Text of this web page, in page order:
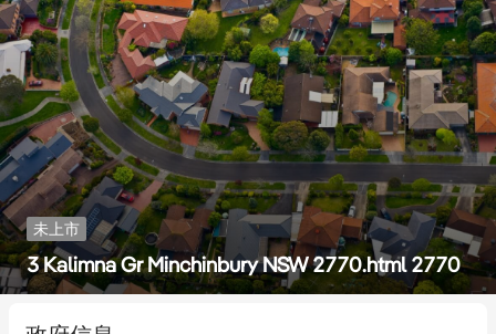
未上市
3 Kalimna Gr Minchinbury NSW 2770.html 2770